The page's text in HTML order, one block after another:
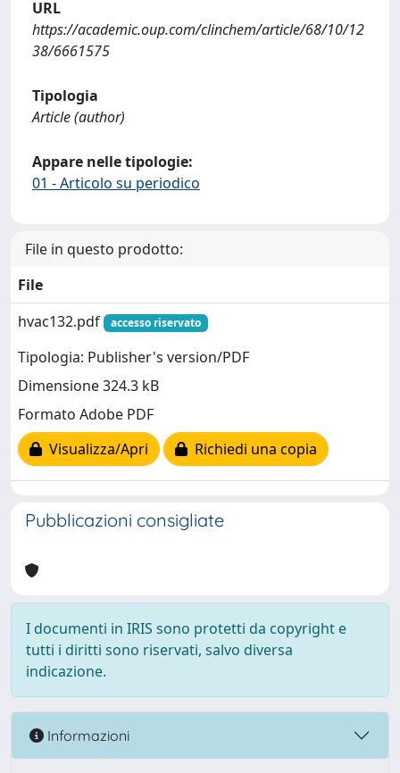
URL
https://academic.oup.com/clinchem/article/68/10/12
38/6661575
Tipologia
Article (author)
Appare nelle tipologie:
01 - Articolo su periodico
File in questo prodotto:
File
hvac132.pdf
accesso riservato
Tipologia: Publisher's version/PDF
Dimensione 324.3 kB
Formato Adobe PDF
Visualizza/Apri
Richiedi una copia
Pubblicazioni consigliate
I documenti in IRIS sono protetti da copyright e
tutti i diritti sono riservati, salvo diversa
indicazione.
Informazioni